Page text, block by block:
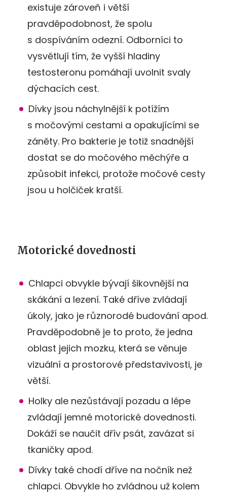
existuje zároveň i větší
pravděpodobnost, že spolu
s dospíváním odezní. Odborníci to
vysvětlují tím, že vyšší hladiny
testosteronu pomáhají uvolnit svaly
dýchacích cest.
Dívky jsou náchylnější k potížím
s močovými cestami a opakujícími se
záněty. Pro bakterie je totiž snadnější
dostat se do močového měchýře a
způsobit infekci, protože močové cesty
jsou u holčiček kratší.
Motorické dovednosti
Chlapci obvykle bývají šikovnější na
skákání a lezení. Také dříve zvládají
úkoly, jako je různorodé budování apod.
Pravděpodobně je to proto, že jedna
oblast jejich mozku, která se věnuje
vizuální a prostorové představivosti, je
větší.
Holky ale nezůstávají pozadu a lépe
zvládají jemné motorické dovednosti.
Dokáží se naučit dřív psát, zavázat si
tkaničky apod.
Dívky také chodí dříve na nočník než
chlapci. Obvykle ho zvládnou už kolem